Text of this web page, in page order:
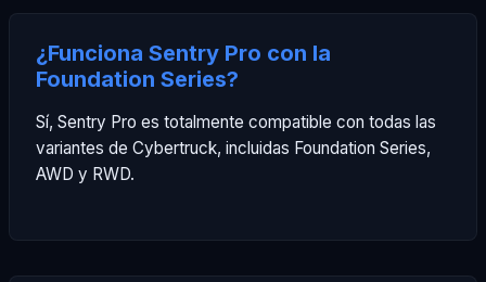
¿Funciona Sentry Pro con la
Foundation Series?
Sí, Sentry Pro es totalmente compatible con todas las
variantes de Cybertruck, incluidas Foundation Series,
AWD y RWD.